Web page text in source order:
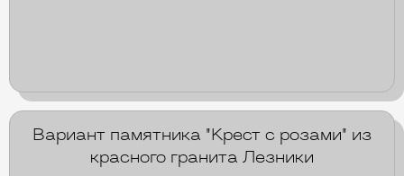
Вариант памятника "Крест с розами" из
красного гранита Лезники